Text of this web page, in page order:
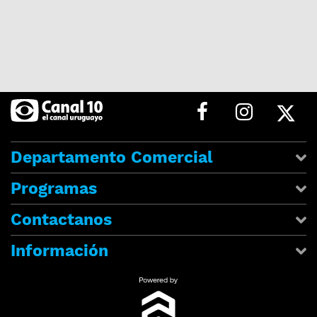
Departamento Comercial
Programas
Contactanos
Información